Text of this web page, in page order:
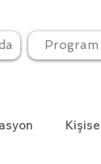
Program